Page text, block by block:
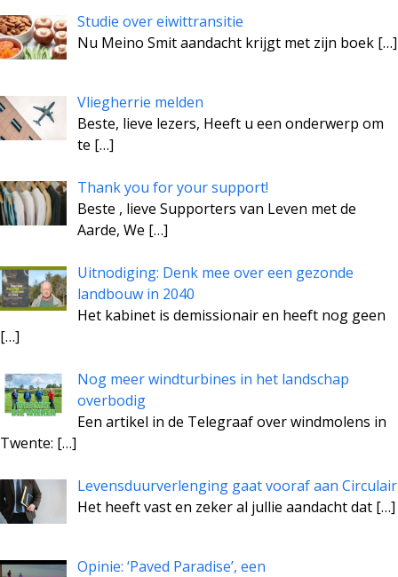
Studie over eiwittransitie
Nu Meino Smit aandacht krijgt met zijn boek […]
Vliegherrie melden
Beste, lieve lezers, Heeft u een onderwerp om
te […]
Thank you for your support!
Beste , lieve Supporters van Leven met de
Aarde, We […]
Uitnodiging: Denk mee over een gezonde
landbouw in 2040
Het kabinet is demissionair en heeft nog geen
[…]
Nog meer windturbines in het landschap
overbodig
Een artikel in de Telegraaf over windmolens in
Twente: […]
Levensduurverlenging gaat vooraf aan Circulair
Het heeft vast en zeker al jullie aandacht dat […]
Opinie: ‘Paved Paradise’, een